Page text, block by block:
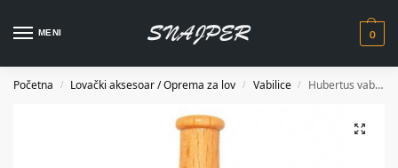
MENI 0
Početna / Lovački aksesoar / Oprema za lov / Vabilice / Hubertus vabilica za šljuku 446